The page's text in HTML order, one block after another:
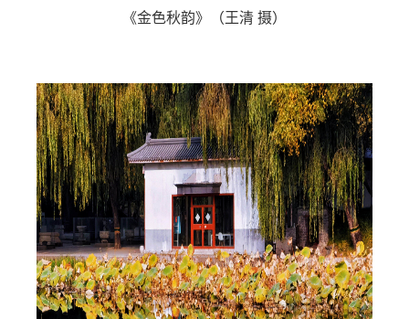
《金色秋韵》（王清 摄）